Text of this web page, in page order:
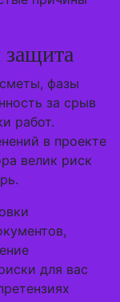
фазы
за срыв
работ.
в проекте
велик риск
для вас